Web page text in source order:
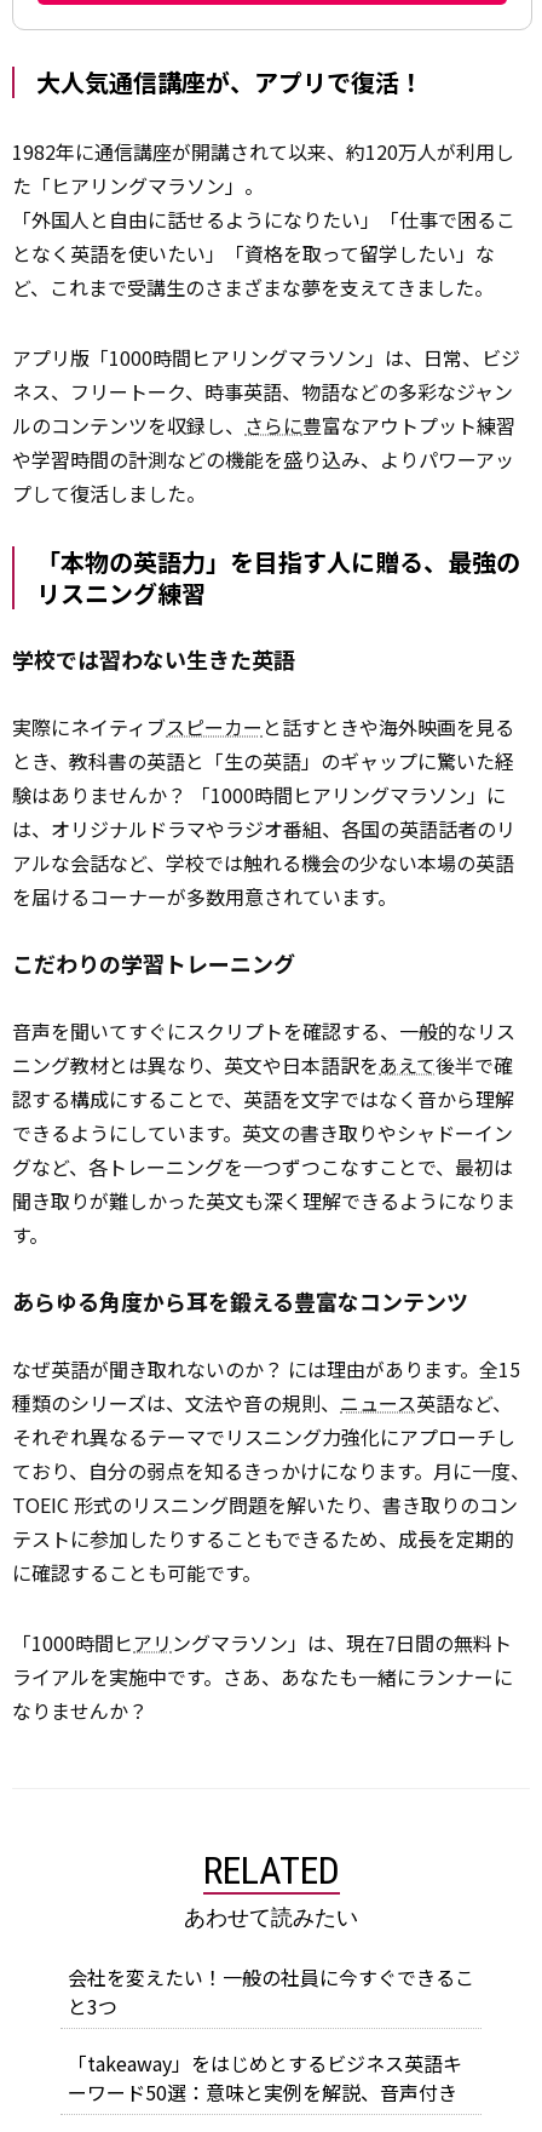
大人気通信講座が、アプリで復活！
1982年に通信講座が開講されて以来、約120万人が利用し
た「ヒアリングマラソン」。
「外国人と自由に話せるようになりたい」「仕事で困るこ
となく英語を使いたい」「資格を取って留学したい」な
ど、これまで受講生のさまざまな夢を支えてきました。
アプリ版「1000時間ヒアリングマラソン」は、日常、ビジ
ネス、フリートーク、時事英語、物語などの多彩なジャン
ルのコンテンツを収録し、 さらに豊富なアウトプット練習
や学習時間の計測などの機能を盛り込み、よりパワーアッ
プして復活しました。
「本物の英語力」を目指す人に贈る、最強の
リスニング練習
学校では習わない生きた英語
実際にネイティブスピーカー と話すときや海外映画を見る
とき、教科書の英語と「生の英語」のギャップに驚いた経
験はありませんか？ 「1000時間ヒアリングマラソン」に
は、オリジナルドラマやラジオ番組、各国の英語話者のリ
アルな会話など、学校では触れる機会の少ない本場の英語
を届けるコーナーが多数用意されています。
こだわりの学習トレーニング
音声を聞いてすぐにスクリプトを確認する、一般的なリス
ニング教材とは異なり、英文や日本語訳をあえて後半で確
認する構成にすることで、英語を文字ではなく音から理解
できるようにしています。英文の書き取りやシャドーイン
グなど、各トレーニングを一つずつこなすことで、最初は
聞き取りが難しかった英文も深く理解できるようになりま
す。
あらゆる角度から耳を鍛える豊富なコンテンツ
なぜ英語が聞き取れないのか？ には理由があります。全15
種類のシリーズは、文法や音の規則、 ニュース英語など、
それぞれ異なるテーマでリスニング力強化にアプローチし
ており、自分の弱点を知るきっかけになります。月に一度、
TOEIC 形式のリスニング問題を解いたり、書き取りのコン
テストに参加したりすることもできるため、成長を定期的
に確認することも可能です。
「1000時間ヒアリ ングマラソン」は、現在7日間の無料ト
ライアルを実施中です。さあ、あなたも一緒にランナーに
なりませんか？
RELATED
あわせて読みたい
会社を変えたい！一般の社員に今すぐできるこ
と3つ
「takeaway」をはじめとするビジネス英語キ
ーワード50選：意味と実例を解説、音声付き